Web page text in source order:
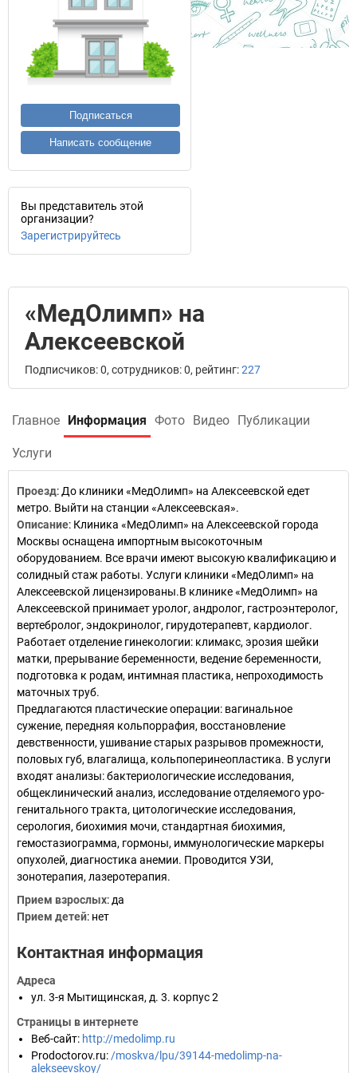
Подписаться
Написать сообщение
Вы представитель этой
организации?
Зарегистрируйтесь
«МедОлимп» на
Алексеевской
Подписчиков: 0, сотрудников: 0, рейтинг:227
Главное Информация Фото Видео Публикации
Услуги
Проезд: До клиники «МедОлимп» на Алексеевской едет
метро. Выйти на станции «Алексеевская».
Описание: Клиника «МедОлимп» на Алексеевской города
Москвы оснащена импортным высокоточным
оборудованием. Все врачи имеют высокую квалификацию и
солидный стаж работы. Услуги клиники «МедОлимп» на
Алексеевской лицензированы.В клинике «МедОлимп» на
Алексеевской принимает уролог, андролог, гастроэнтеролог,
вертебролог, эндокринолог, гирудотерапевт, кардиолог.
Работает отделение гинекологии: климакс, эрозия шейки
матки, прерывание беременности, ведение беременности,
подготовка к родам, интимная пластика, непроходимость
маточных труб.
Предлагаются пластические операции: вагинальное
сужение, передняя кольпоррафия, восстановление
девственности, ушивание старых разрывов промежности,
половых губ, влагалища, кольпоперинеопластика. В услуги
входят анализы: бактериологические исследования,
общеклинический анализ, исследование отделяемого уро-
генитального тракта, цитологические исследования,
серология, биохимия мочи, стандартная биохимия,
гемостазиограмма, гормоны, иммунологические маркеры
опухолей, диагностика анемии. Проводится УЗИ,
зонотерапия, лазеротерапия.
Прием взрослых: да
Прием детей: нет
Контактная информация
Адреса
ул. 3-я Мытищинская, д. 3. корпус 2
Страницы в интернете
Веб-сайт: http://medolimp.ru
Prodoctorov.ru: /moskva/lpu/39144-medolimp-na-
alekseevskoy/